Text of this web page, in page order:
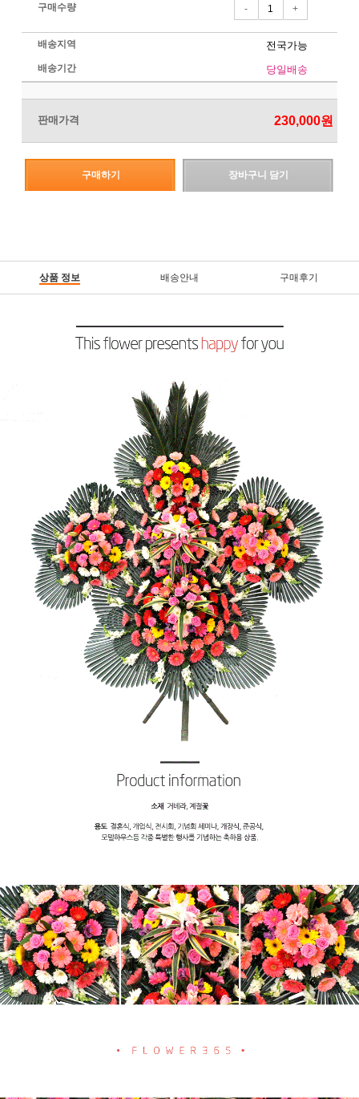
구매수량 - +
배송지역 전국가능
배송기간 당일배송
판매가격 230,000원
구매하기 장바구니 담기
상품 정보 배송안내 구매후기